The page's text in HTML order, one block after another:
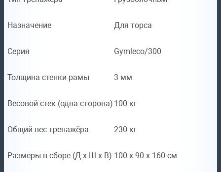
Назначение Для торса
Серия Gymleco/300
Толщина стенки рамы 3 мм
Весовой стек (одна сторона) 100 кг
Общий вес тренажёра 230 кг
Размеры в сборе (Д x Ш x В) 100 х 90 х 160 см